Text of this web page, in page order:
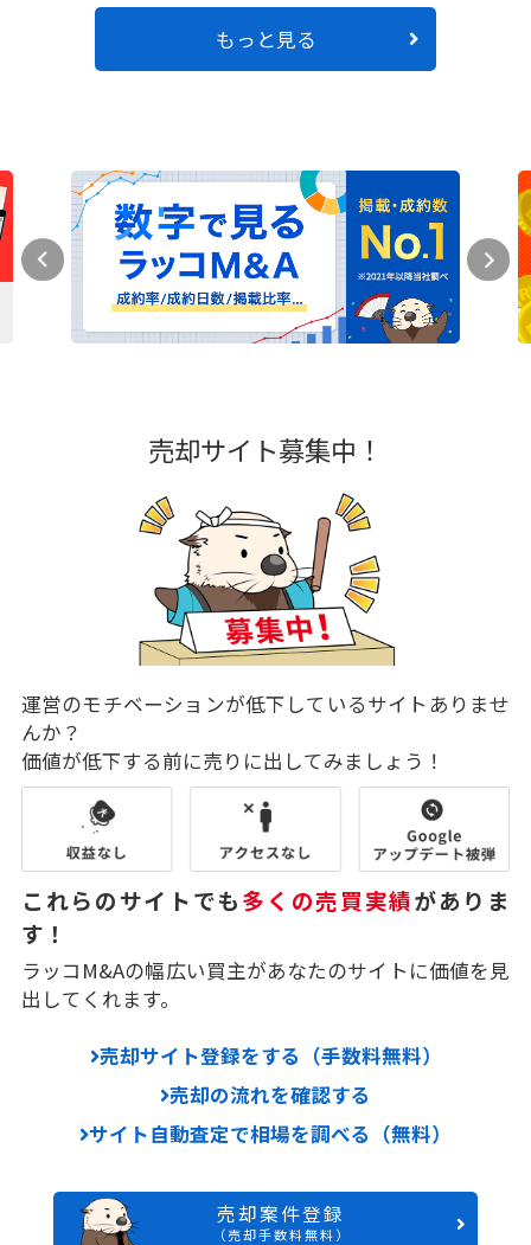
もっと見る
売却サイト募集中！
運営のモチベーションが低下しているサイトありませ
んか？
価値が低下する前に売りに出してみましょう！
これらのサイトでも多くの売買実績がありま
す！
ラッコM&Aの幅広い買主があなたのサイトに価値を見
出してくれます。
売却サイト登録をする（手数料無料）
売却の流れを確認する
サイト自動査定で相場を調べる（無料）
売却案件登録
（売却手数料無料）